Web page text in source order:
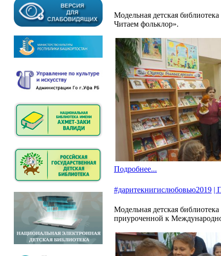
Модельная детская
Читаем фольклор».
Подробнее...
#даритекнигислюбовью2019 |
Модельная детская
приуроченной к